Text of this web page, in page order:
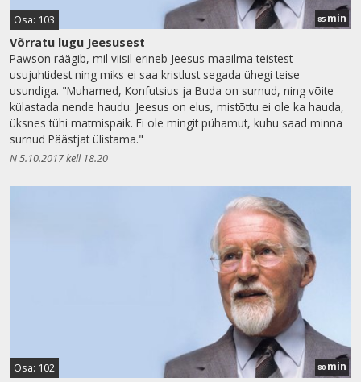
Osa: 103 85 min
Võrratu lugu Jeesusest
Pawson räägib, mil viisil erineb Jeesus maailma teistest
usujuhtidest ning miks ei saa kristlust segada ühegi teise
usundiga. "Muhamed, Konfutsius ja Buda on surnud, ning võite
külastada nende haudu. Jeesus on elus, mistõttu ei ole ka hauda,
üksnes tühi matmispaik. Ei ole mingit pühamut, kuhu saad minna
surnud Päästjat ülistama."
N 5.10.2017 kell 18.20
Osa: 102 80 min